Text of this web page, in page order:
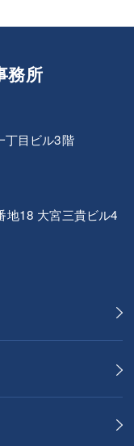
務所
丁目ビル3階
地18 大宮三貴ビル4